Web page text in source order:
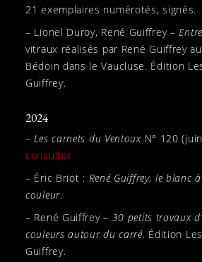
21 exemplaires numérotés, signés.
– Lionel Duroy, René Guiffrey –
vitraux réalisés par René Guiffrey
Bédoin dans le Vaucluse. Édition
Guiffrey.
2024
–Les carnets du VentouxN° 120
consulter
– Éric Briot : René Guiffrey, le blanc
couleur.
– René Guiffrey – 30 petits travaux
couleurs autour du carré. Édition
Guiffrey.